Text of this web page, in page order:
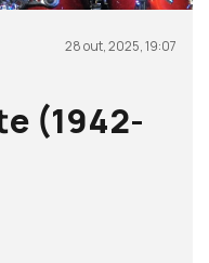
28 out, 2025, 19:07
(1942-